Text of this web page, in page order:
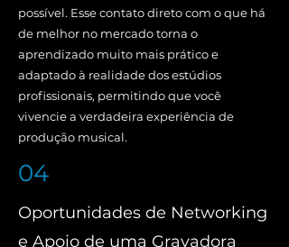
possível. Esse contato direto com o que há
de melhor no mercado torna o
aprendizado muito mais prático e
adaptado à realidade dos estúdios
profissionais, permitindo que você
vivencie a verdadeira experiência de
produção musical.
04
Oportunidades de Networking
e Apoio de uma Gravadora